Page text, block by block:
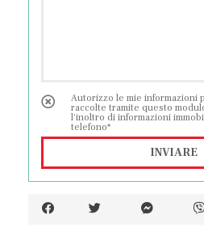
Autorizzo le mie informazioni
raccolte tramite questo
l'inoltro di informazioni
telefono*
INVIARE